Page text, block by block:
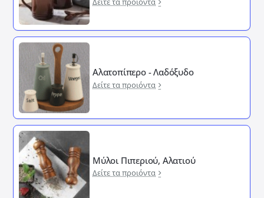
Αλατοπίπερο - Λαδόξυδο
Δείτε τα προιόντα
Μύλοι Πιπεριού, Αλατιού
Δείτε τα προιόντα